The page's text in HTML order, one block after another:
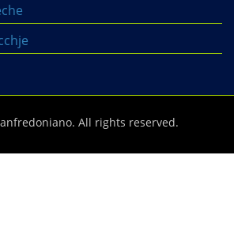
All rights reserved.